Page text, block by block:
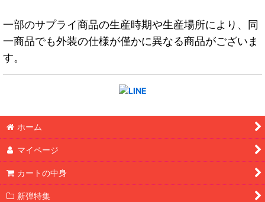
一部のサプライ商品の生産時期や生産場所により、同
一商品でも外装の仕様が僅かに異なる商品がございま
す。
ホーム
マイページ
カートの中身
新弾特集